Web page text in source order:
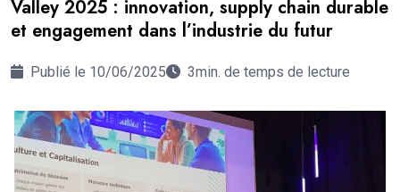
Valley 2025 : innovation, supply chain durable
et engagement dans l’industrie du futur
Publié le 10/06/2025 3min. de temps de lecture